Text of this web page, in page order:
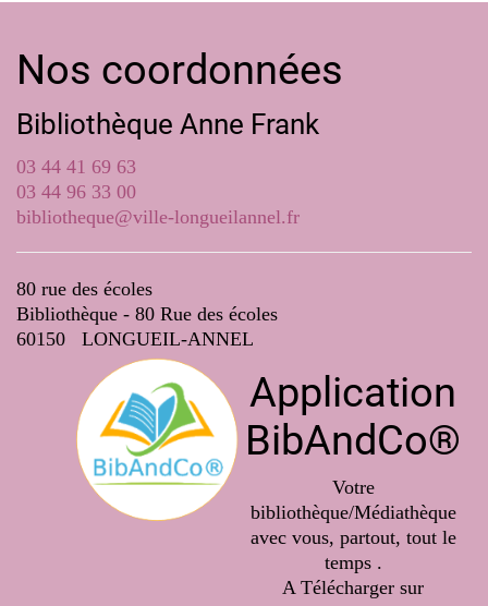
Nos coordonnées
Bibliothèque Anne Frank
03 44 41 69 63
03 44 96 33 00
bibliotheque@ville-longueilannel.fr
80 rue des écoles
Bibliothèque - 80 Rue des écoles
60150 LONGUEIL-ANNEL
Application
BibAndCo®
Votre
bibliothèque/Médiathèque
avec vous, partout, tout le
temps .
A Télécharger sur